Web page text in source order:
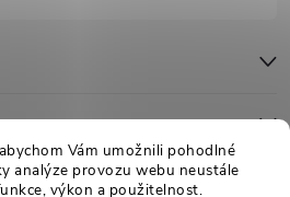
Vám umožnili pohodlné
analýze provozu webu neustále
výkon a použitelnost.